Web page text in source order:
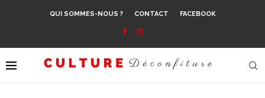
QUI SOMMES-NOUS ? CONTACT FACEBOOK